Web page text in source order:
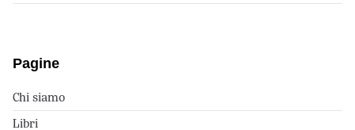
Pagine
Chi siamo
Libri